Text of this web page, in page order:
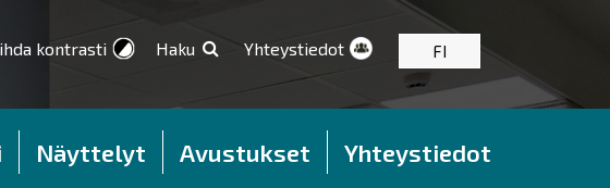
kontrasti Haku Yhteystiedot FI
Näyttelyt Avustukset Yhteystiedot